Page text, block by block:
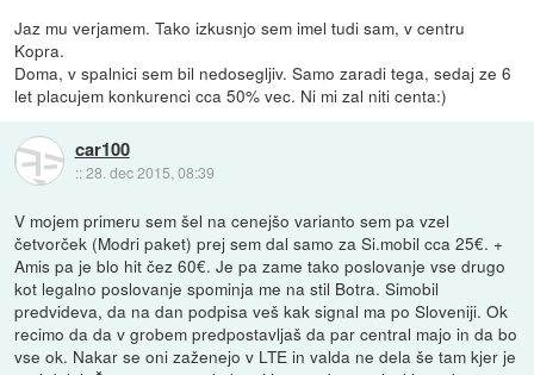
Jaz mu verjamem. Tako izkusnjo sem imel tudi sam, v centru
Kopra.
Doma, v spalnici sem bil nedosegljiv. Samo zaradi tega, sedaj ze 6
let placujem konkurenci cca 50% vec. Ni mi zal niti centa:)
car100
::28. dec 2015, 08:39
V mojem primeru sem šel na cenejšo varianto sem pa vzel
četvorček (Modri paket) prej sem dal samo za Si.mobil cca 25€. +
Amis pa je blo hit čez 60€. Je pa zame tako poslovanje vse drugo
kot legalno poslovanje spominja me na stil Botra. Simobil
predvideva, da na dan podpisa veš kak signal ma po Sloveniji. Ok
recimo da da v grobem predpostavljaš da par central majo in da bo
vse ok. Nakar se oni zaženejo v LTE in valda ne dela še tam kjer je